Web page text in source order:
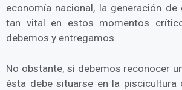
economía nacional, la generación
tan vital en estos momentos
debemos y entregamos.
No obstante, sí debemos reconocer
ésta debe situarse en la piscicultura